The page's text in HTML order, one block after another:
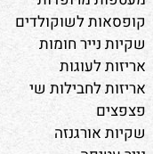
קופסאות לשוקולדים
שקיות נייר חומות
אריזות לעוגות
אריזות לחבילות שי
פצפצים
שקיות אורגנזה